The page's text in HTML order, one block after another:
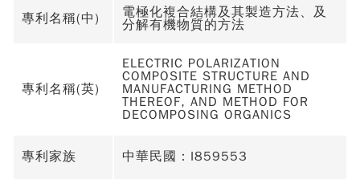
專利名稱(中)
電極化複合結構及其製造方法、及
分解有機物質的方法
專利名稱(英)
ELECTRIC POLARIZATION
COMPOSITE STRUCTURE AND
MANUFACTURING METHOD
THEREOF, AND METHOD FOR
DECOMPOSING ORGANICS
專利家族 中華民國：I859553